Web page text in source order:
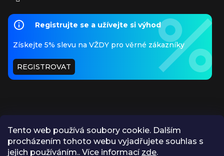
Tento web používá soubory cookie. Dalším
procházením tohoto webu vyjadřujete souhlas s
jejich používáním.. Více informací zde.
Registrujte se a užívejte si výhod
Získejte 5% slevu na VŽDY pro věrné zákazníky
REGISTROVAT
PŘIJÍMÁME ONLINE PLATBY